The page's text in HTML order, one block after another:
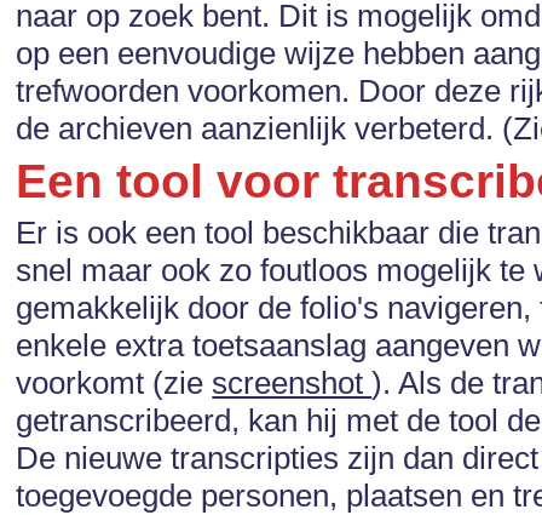
naar op zoek bent. Dit is mogelijk
op een eenvoudige wijze hebben
trefwoorden voorkomen. Door deze
de archieven aanzienlijk verbeterd.
Een tool voor
Er is ook een tool beschikbaar die
snel maar ook zo foutloos mogelijk
gemakkelijk door de folio's
enkele extra toetsaanslag aangeven
voorkomt (zie screenshot). Als de
getranscribeerd, kan hij met de tool
De nieuwe transcripties zijn dan
toegevoegde personen, plaatsen en